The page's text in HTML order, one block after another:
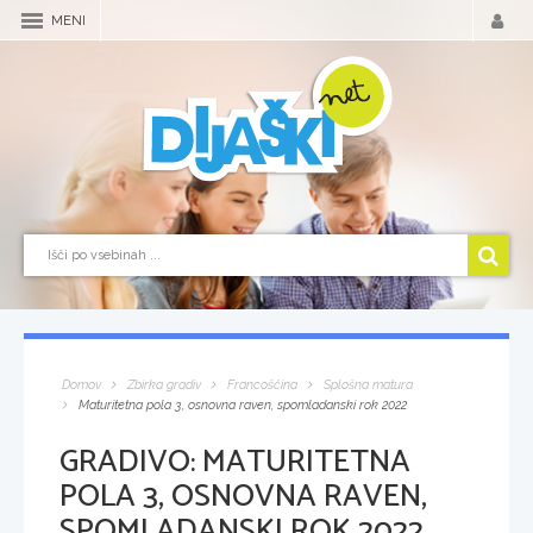
MENI
Domov Zbirka gradiv Francoščina
Splošna matura
Maturitetna pola 3, osnovna raven, spomladanski rok 2022
GRADIVO:MATURITETNA
POLA 3, OSNOVNA RAVEN,